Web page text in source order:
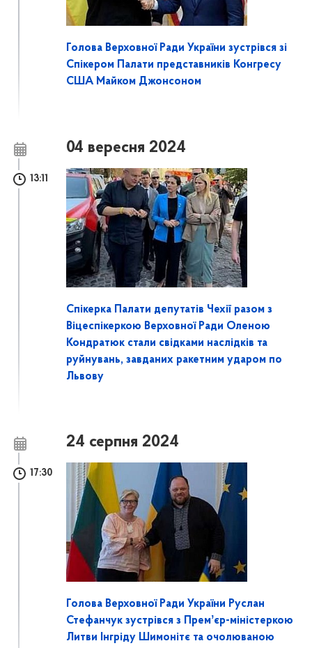
Голова Верховної Ради України зустрівся зі
Спікером Палати представників Конгресу
США Майком Джонсоном
04 вересня 2024
13:11
Спікерка Палати депутатів Чехії разом з
Віцеспікеркою Верховної Ради Оленою
Кондратюк стали свідками наслідків та
руйнувань, завданих ракетним ударом по
Львову
24 серпня 2024
17:30
Голова Верховної Ради України Руслан
Стефанчук зустрівся з Премʼєр-міністеркою
Литви Інгріду Шимонітє та очолюваною